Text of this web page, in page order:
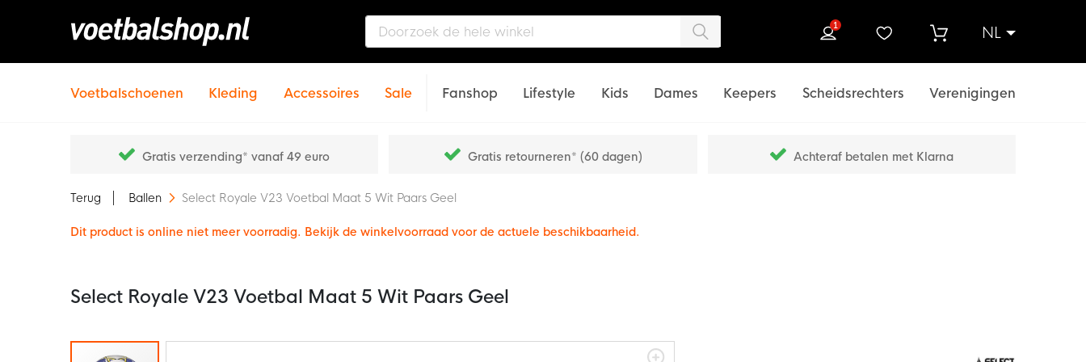
NL
1
Voetbalschoenen Kleding Accessoires Sale Fanshop Lifestyle Kids Dames Keepers Scheidsrechters Verenigingen
Gratis verzending* vanaf 49 euro Gratis retourneren* (60 dagen) Achteraf betalen met Klarna
Terug Ballen Select Royale V23 Voetbal Maat 5 Wit Paars Geel
Dit product is online niet meer voorradig. Bekijk de winkelvoorraad voor de actuele beschikbaarheid.
Select Royale V23 Voetbal Maat 5 Wit Paars Geel
Ga